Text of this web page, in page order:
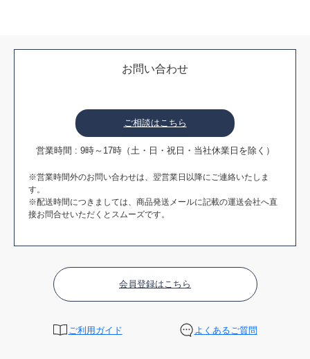
お問い合わせ
ご相談はこちら
営業時間 : 9時～17時（土・日・祝日・当社休業日を除く）
※営業時間外のお問い合わせは、翌営業日以降にご連絡いたしま
す。
※配送時間につきましては、商品発送メールに記載の運送会社へ直
接お問合せいただくとスムーズです。
会員登録はこちら
ご利用ガイド よくあるご質問